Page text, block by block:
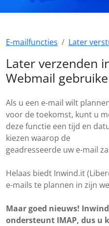
E-mailfuncties Later
Later verzenden
Webmail
Als u een e-mail wilt
voor de toekomst, kunt u
deze functie een tijd en
kiezen waarop de
geadresseerde uw e-mail
Helaas biedt Inwind.it
e-mails te plannen in zijn
Maar goed nieuws!
ondersteunt IMAP, dus u